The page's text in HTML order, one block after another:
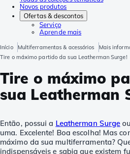
Novos produtos
Ofertas & descontos
Serviço
Aprende mais
Início Multiferramentas & acessórios Mais
Tire o máximo partido da sua Leatherman Surge!
Tire o máximo
sua Leatherman
Então, possui a Leatherman Surge
uma. Excelente! Boa escolha! Mas
máximo da sua multiferramenta?
indispensáveis e sabia que existem